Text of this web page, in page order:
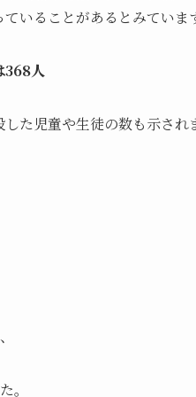
いることがあるとみていま
368人
た児童や生徒の数も示され
。